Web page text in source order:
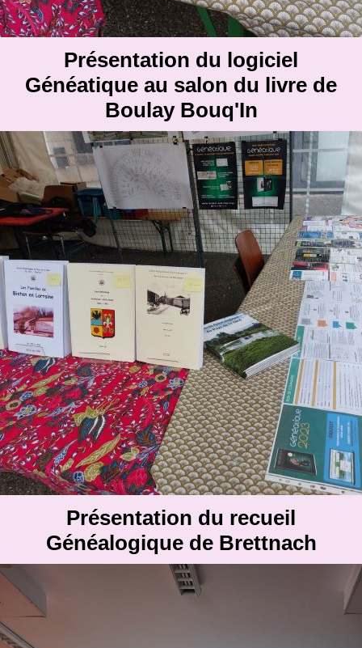
Présentation du logiciel
Généatique au salon du livre de
Boulay Bouq'In
Présentation du recueil
Généalogique de Brettnach